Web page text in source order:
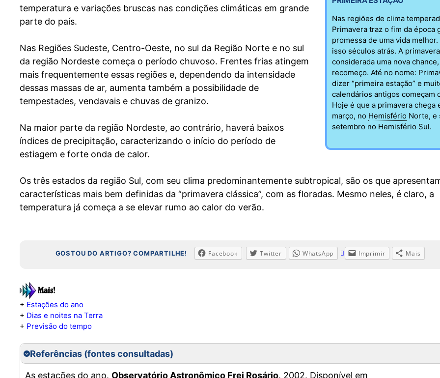
temperatura e variações bruscas nas condições climáticas em grande
parte do país.
Nas Regiões Sudeste, Centro-Oeste, no sul da Região Norte e no sul
da região Nordeste começa o período chuvoso. Frentes frias atingem
mais frequentemente essas regiões e, dependendo da intensidade
dessas massas de ar, aumenta também a possibilidade de
tempestades, vendavais e chuvas de granizo.
Na maior parte da região Nordeste, ao contrário, haverá baixos
índices de precipitação, caracterizando o início do período de
estiagem e forte onda de calor.
Nas regiões de clima
Primavera traz o fim da época
promessa de uma vida melhor.
isso séculos atrás. A
considerada uma nova
recomeço. Até no nome:
dizer “primeira estação” e
calendários antigos começam
Hoje é que a primavera chega
março, no Hemisfério Norte, e
setembro no Hemisfério Sul.
Os três estados da região Sul, com seu clima predominantemente subtropical, são os que
características mais bem definidas da “primavera clássica”, com as floradas. Mesmo neles, é claro, a
temperatura já começa a se elevar rumo ao calor do verão.
GOSTOU DO ARTIGO? COMPARTILHE! Facebook Twitter WhatsApp Imprimir Mais
+ Estações do ano
+ Dias e noites na Terra
+ Previsão do tempo
Referências (fontes consultadas)
As estações do ano. Observatório Astronômico Frei Rosário. 2002. Disponível em